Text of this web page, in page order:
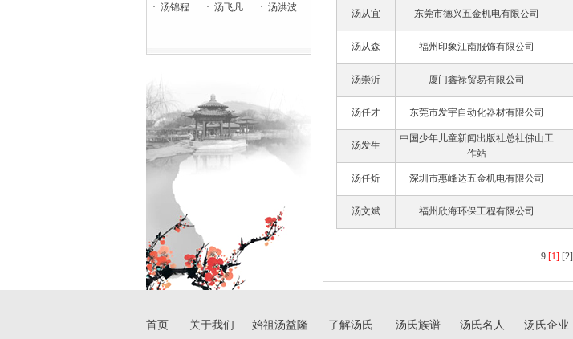
· 汤锦程 · 汤飞凡 · 汤洪波
汤从宜 东莞市德兴五金机电有限公司
汤从森 福州印象江南服饰有限公司
汤崇沂 厦门鑫禄贸易有限公司
汤任才 东莞市发宇自动化器材有限公司
汤发生
中国少年儿童新闻出版社总社佛山工
作站
汤任炘 深圳市惠峰达五金机电有限公司
汤文斌 福州欣海环保工程有限公司
9 [1] [2]
首页 关于我们 始祖汤益隆 了解汤氏 汤氏族谱 汤氏名人 汤氏企业